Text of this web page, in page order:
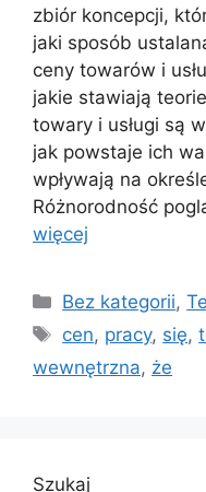
zbiór koncepcji,
jaki sposób
ceny towarów i
jakie stawiają
towary i usługi są
jak powstaje ich
wpływają na
Różnorodność
więcej
Kategorie
Bez kategorii,
Tagi
cen, pracy, się,
wewnętrzna, że
Szukaj